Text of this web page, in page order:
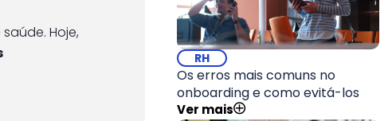
Hoje,
RH
Os erros mais comuns no
onboarding e como evitá-los
Ver mais